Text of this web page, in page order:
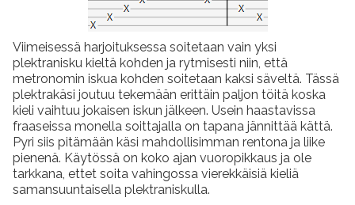
Viimeisessä harjoituksessa soitetaan vain yksi
plektranisku kieltä kohden ja rytmisesti niin, että
metronomin iskua kohden soitetaan kaksi säveltä. Tässä
plektrakäsi joutuu tekemään erittäin paljon töitä koska
kieli vaihtuu jokaisen iskun jälkeen. Usein haastavissa
fraaseissa monella soittajalla on tapana jännittää kättä.
Pyri siis pitämään käsi mahdollisimman rentona ja liike
pienenä. Käytössä on koko ajan vuoropikkaus ja ole
tarkkana, ettet soita vahingossa vierekkäisiä kieliä
samansuuntaisella plektraniskulla.